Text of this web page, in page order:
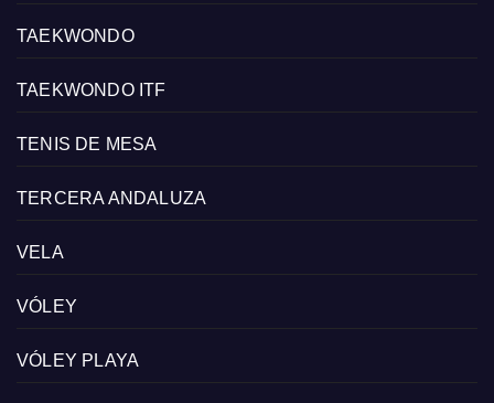
TAEKWONDO
TAEKWONDO ITF
TENIS DE MESA
TERCERA ANDALUZA
VELA
VÓLEY
VÓLEY PLAYA